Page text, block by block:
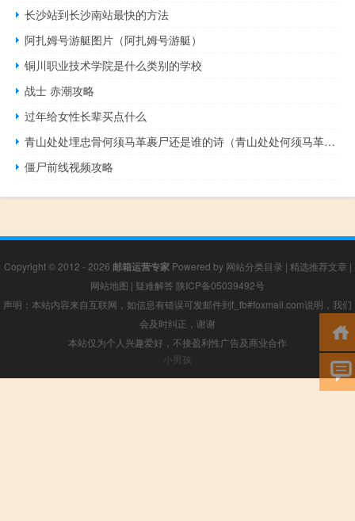
长沙站到长沙南站最快的方法
阿扎姆号游艇图片（阿扎姆号游艇）
铜川职业技术学院是什么类别的学校
战士 赤潮攻略
过年给女性长辈买点什么
青山处处埋忠骨何须马革裹尸还是谁的诗（青山处处何须马革裹尸的意思）
僵尸前线视频攻略
Copyright © 2012 - 2026 邮箱运营专家Powered by 网站分类目录 | 精选推荐文章 |
网站地图 | 疑难解答 陕ICP备05039492号
声明：本站内容来自互联网，如信息有错误可发邮件到f_fb#foxmail.com说明，我们
会及时纠正，谢谢
本站仅为个人兴趣爱好，不接盈利性广告及商业合作
小男孩